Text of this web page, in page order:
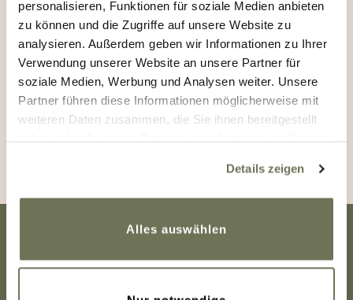
personalisieren, Funktionen für soziale Medien anbieten
zu können und die Zugriffe auf unsere Website zu
analysieren. Außerdem geben wir Informationen zu Ihrer
Verwendung unserer Website an unsere Partner für
soziale Medien, Werbung und Analysen weiter. Unsere
Partner führen diese Informationen möglicherweise mit
weiteren Daten zusammen, die Sie ihnen bereitgestellt
Cookies, wenn Sie unsere Webseite weiterhin nutzen.
Weitere Informationen finden Sie in unserer
Details zeigen
Alles auswählen
Ich willige hiermit ein, dass meine personenbezogenen Daten für
die o. g. Zwecke verarbeitet werden. Meine Einwilligung erfolgt
freiwillig. Ich kann jederzeit formlos einen Widerspruch gegen die
Verarbeitung meiner personenbezogenen Daten einlegen. Näheres
dazu finden Sie in unserer Datenschutzerklärung .